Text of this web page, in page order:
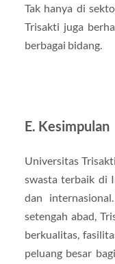
Tak hanya di
Trisakti juga
berbagai bidang.
E. Kesimpulan
Universitas
swasta terbaik di
dan
setengah abad,
berkualitas,
peluang besar